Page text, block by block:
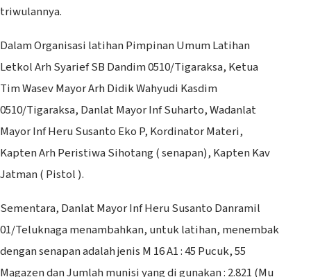
triwulannya.
Dalam Organisasi latihan Pimpinan Umum Latihan
Letkol Arh Syarief SB Dandim 0510/Tigaraksa, Ketua
Tim Wasev Mayor Arh Didik Wahyudi Kasdim
0510/Tigaraksa, Danlat Mayor Inf Suharto, Wadanlat
Mayor Inf Heru Susanto Eko P, Kordinator Materi,
Kapten Arh Peristiwa Sihotang ( senapan), Kapten Kav
Jatman ( Pistol ).
Sementara, Danlat Mayor Inf Heru Susanto Danramil
01/Teluknaga menambahkan, untuk latihan, menembak
dengan senapan adalah jenis M 16 A1 : 45 Pucuk, 55
Magazen dan Jumlah munisi yang di gunakan : 2.821 (Mu